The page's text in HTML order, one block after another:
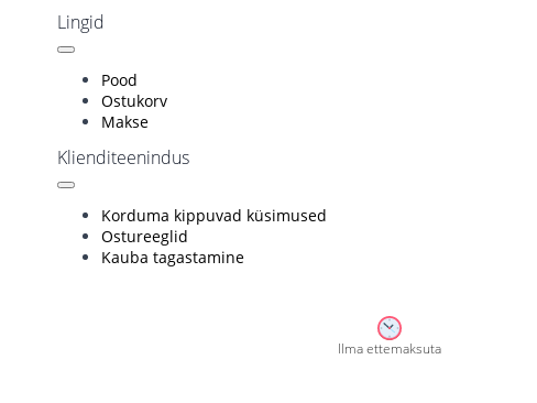
Lingid
Pood
Ostukorv
Makse
Klienditeenindus
Korduma kippuvad küsimused
Ostu­reeglid
Kauba tagastamine
Ilma ettemaksuta